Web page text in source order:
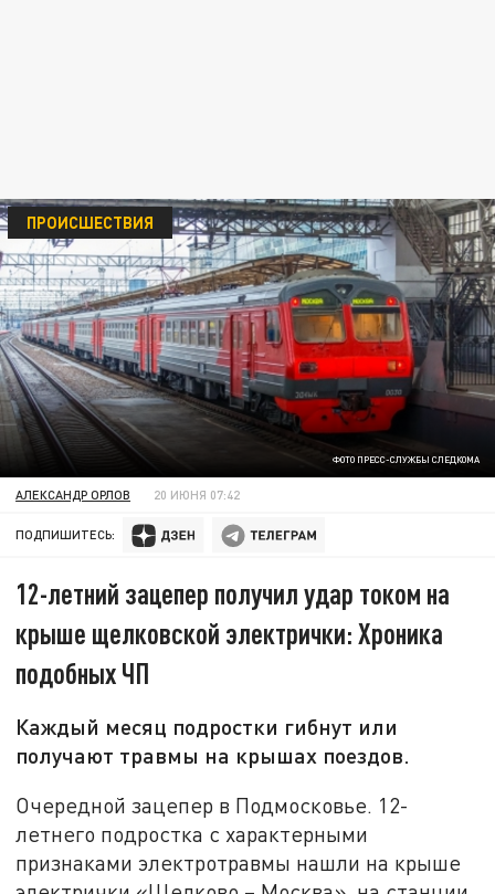
ФОТО ПРЕСС-СЛУЖБЫ СЛЕДКОМА
ПРОИСШЕСТВИЯ
АЛЕКСАНДР ОРЛОВ 20 ИЮНЯ 07:42
ПОДПИШИТЕСЬ:
12-летний зацепер получил удар током на
крыше щелковской электрички: Хроника
подобных ЧП
Каждый месяц подростки гибнут или
получают травмы на крышах поездов.
Очередной зацепер в Подмосковье. 12-
летнего подростка с характерными
признаками электротравмы нашли на крыше